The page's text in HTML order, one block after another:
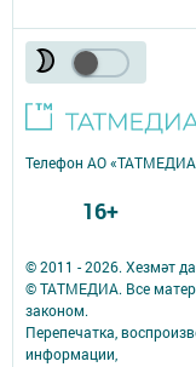
© 2011 - 2026. Хезмәт
© ТАТМЕДИА. Все
законом.
Перепечатка,
информации,
Телефон АО
16+